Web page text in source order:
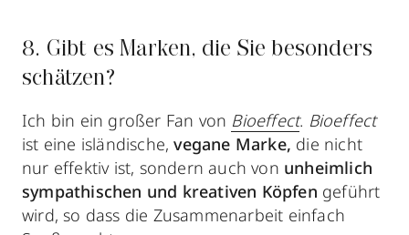
8. Gibt es Marken, die Sie besonders
schätzen?
Ich bin ein großer Fan von Bioeffect. Bioeffect
ist eine isländische,vegane Marke, die nicht
nur effektiv ist, sondern auch von unheimlich
sympathischen und kreativen Köpfen geführt
wird, so dass die Zusammenarbeit einfach